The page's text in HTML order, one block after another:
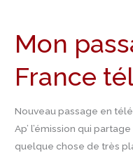
Mon
France
Nouveau passage en
Ap’ l’émission qui
quelque chose de très
sur
France
télévision